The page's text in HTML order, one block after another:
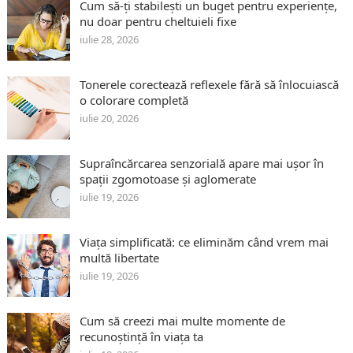
Cum să-ți stabilești un buget pentru experiențe,
nu doar pentru cheltuieli fixe
iulie 28, 2026
Tonerele corectează reflexele fără să înlocuiască
o colorare completă
iulie 20, 2026
Supraîncărcarea senzorială apare mai ușor în
spații zgomotoase și aglomerate
iulie 19, 2026
Viața simplificată: ce eliminăm când vrem mai
multă libertate
iulie 19, 2026
Cum să creezi mai multe momente de
recunoștință în viața ta